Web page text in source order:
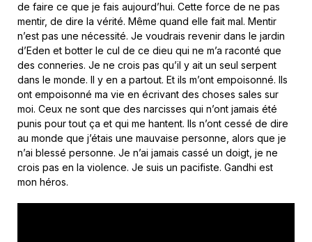
de faire ce que je fais aujourd’hui. Cette force de ne pas
mentir, de dire la vérité. Même quand elle fait mal. Mentir
n’est pas une nécessité. Je voudrais revenir dans le jardin
d’Eden et botter le cul de ce dieu qui ne m’a raconté que
des conneries. Je ne crois pas qu’il y ait un seul serpent
dans le monde. Il y en a partout. Et ils m’ont empoisonné. Ils
ont empoisonné ma vie en écrivant des choses sales sur
moi. Ceux ne sont que des narcisses qui n’ont jamais été
punis pour tout ça et qui me hantent. Ils n’ont cessé de dire
au monde que j’étais une mauvaise personne, alors que je
n’ai blessé personne. Je n’ai jamais cassé un doigt, je ne
crois pas en la violence. Je suis un pacifiste. Gandhi est
mon héros.